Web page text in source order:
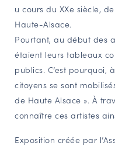
NAVIGATION
PORTAIL CULTURE
Comité d'Histoire
Service Inventaire et
u cours du XXe siècle,
Haute-Alsace.
Pourtant, au début des
étaient leurs tableaux
publics. C’est pourquoi,
citoyens se sont
de Haute Alsace ». À
connaître ces artistes
Exposition créée par